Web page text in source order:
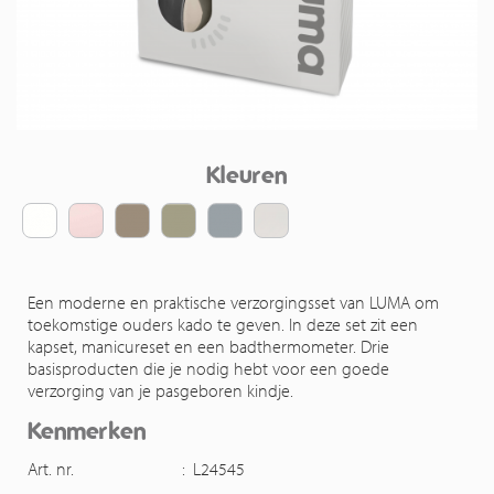
Kleuren
Een moderne en praktische verzorgingsset van LUMA om
toekomstige ouders kado te geven. In deze set zit een
kapset, manicureset en een badthermometer. Drie
basisproducten die je nodig hebt voor een goede
verzorging van je pasgeboren kindje.
Kenmerken
Art. nr. : L24545